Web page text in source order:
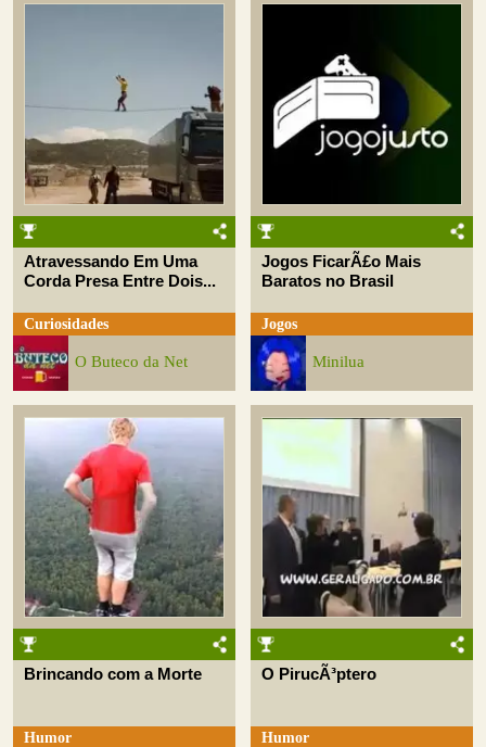
Atravessando Em Uma
Corda Presa Entre Dois...
Curiosidades
O Buteco da Net
Jogos FicarÃ£o Mais
Baratos no Brasil
Jogos
Minilua
Brincando com a Morte
Humor
O PirucÃ³ptero
Humor